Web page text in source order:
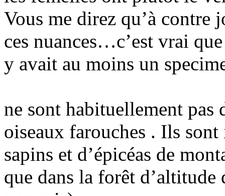
Vous me direz qu’à contre
ces nuances…c’est vrai
y avait au moins un
ne sont habituellement pas
oiseaux farouches . Ils
sapins et d’épicéas de
que dans la forêt